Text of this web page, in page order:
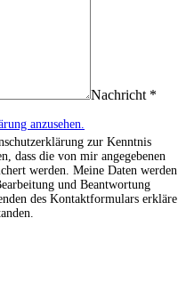
Nachricht *
anzusehen.
zur Kenntnis
dass die von mir angegebenen
werden. Meine Daten werden
und Beantwortung
des Kontaktformulars erkläre